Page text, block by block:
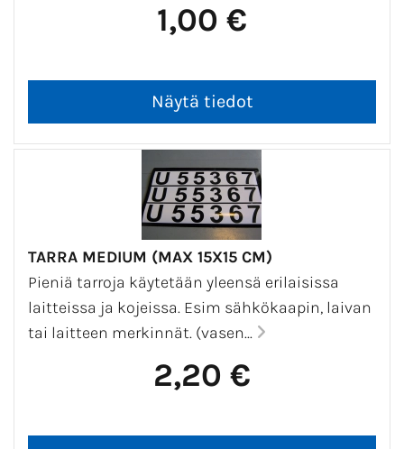
1,00 €
TARRA MEDIUM (MAX 15X15 CM)
Pieniä tarroja käytetään yleensä erilaisissa
laitteissa ja kojeissa. Esim sähkökaapin, laivan
tai laitteen merkinnät. (vasen...
2,20 €